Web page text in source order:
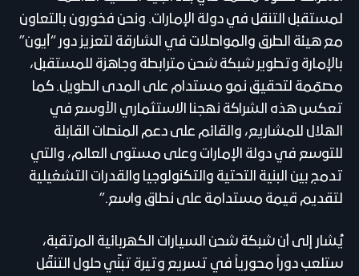
لمستقبل التنقل في دولة الإمارات. ونحن فخورون بالتعاون
مع هيئة الطرق والمواصلات في الشارقة لتعزيز دور “آيون”
بالإمارة وتطوير شبكة شحن مترابطة وجاهزة للمستقبل،
مصمّمة لتحقيق نمو مستدام على المدى الطويل. كما
تعكس هذه الشراكة نهجنا الاستثماري الأوسع في
الهلال للمشاريع، والقائم على دعم المنصات القابلة
للتوسع في دولة الإمارات وعلى مستوى العالم، والتي
تدمج بين البنية التحتية والتكنولوجيا والقدرات التشغيلية
لتقديم قيمة مستدامة على نطاق واسع.”
يُشار إلى أن شبكة شحن السيارات الكهربائية المرتقبة،
ستلعب دوراً محورياً في تسريع وتيرة تبنّي حلول التنقّل